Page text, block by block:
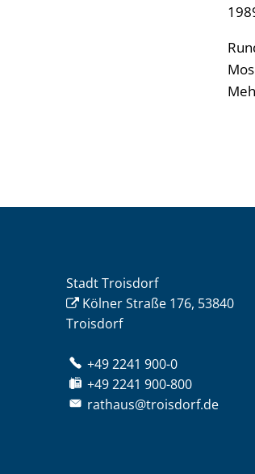
Stadt Troisdorf
Kölner Straße 176, 53840
Troisdorf
+49 2241 900-0
+49 2241 900-800
rathaus@troisdorf.de